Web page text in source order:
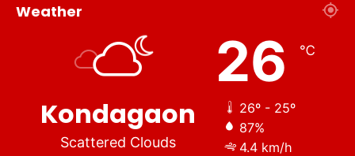
Weather
Kondagaon
Scattered Clouds
26 ℃
26º - 25º
87%
4.4 km/h